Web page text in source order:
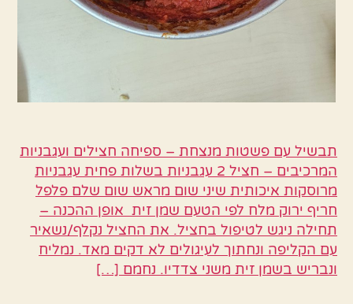
תבשיל עם פשטות מנצחת – ספיחה חצילים ועגבניות
המרכיבים – חציל 2 עגבניות בשלות פחית עגבניות
מרוסקות איכותית שיני שום מראש שום שלם פלפל
חריף ירוק מלח לפי הטעם שמן זית אופן ההכנה –
תחילה ניגש לטיפול בחציל. את החציל נקלף/נשאיר
עם הקליפה ונחתוך לעיגולים לא דקים מאד. נמליח
ונבריש בשמן זית משני צדדיו. נחמם […]